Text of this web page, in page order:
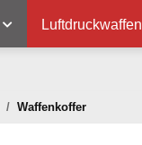
Luftdruckwaffen
Waffenkoffer